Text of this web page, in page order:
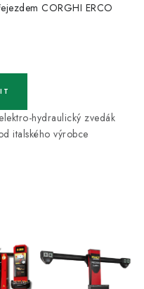
CORGHI ERCO
hydraulický zvedák
italského výrobce